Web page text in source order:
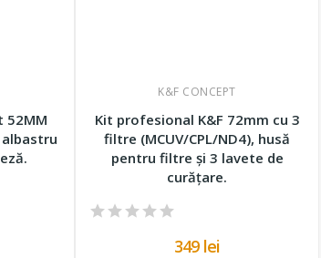
52MM
K&F CONCEPT
Kit profesional K&F 72mm cu 3
filtre (MCUV/CPL/ND4), husă
pentru filtre și 3 lavete de
curățare.
349 lei